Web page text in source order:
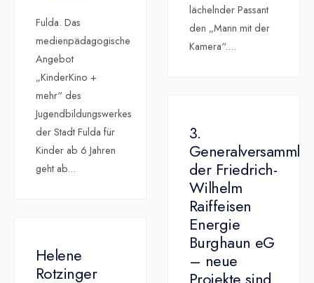
lächelnder Passant
den „Mann mit der
Kamera“....
Fulda. Das
medienpädagogische
Angebot
„KinderKino +
mehr“ des
Jugendbildungswerkes
der Stadt Fulda für
Kinder ab 6 Jahren
geht ab...
3.
der Friedrich-
Wilhelm
Raiffeisen
Energie
Burghaun eG
– neue
Helene
Rotzinger